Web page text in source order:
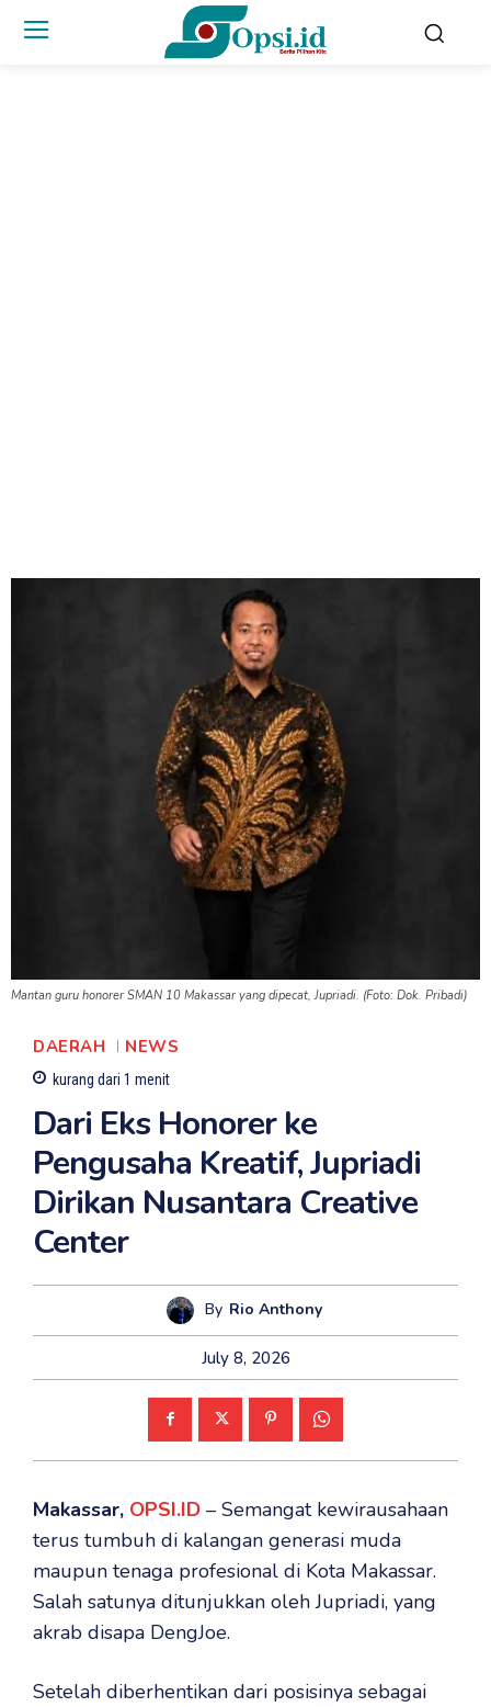
Mantan guru honorer SMAN 10 Makassar yang dipecat, Jupriadi. (Foto: Dok. Pribadi)
DAERAH NEWS
kurang dari 1 menit
Dari Eks Honorer ke
Pengusaha Kreatif, Jupriadi
Dirikan Nusantara Creative
Center
By Rio Anthony
July 8, 2026
Makassar, OPSI.ID – Semangat kewirausahaan
terus tumbuh di kalangan generasi muda
maupun tenaga profesional di Kota Makassar.
Salah satunya ditunjukkan oleh Jupriadi, yang
akrab disapa DengJoe.
Setelah diberhentikan dari posisinya sebagai